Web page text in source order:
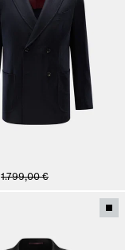
1.799,00 €